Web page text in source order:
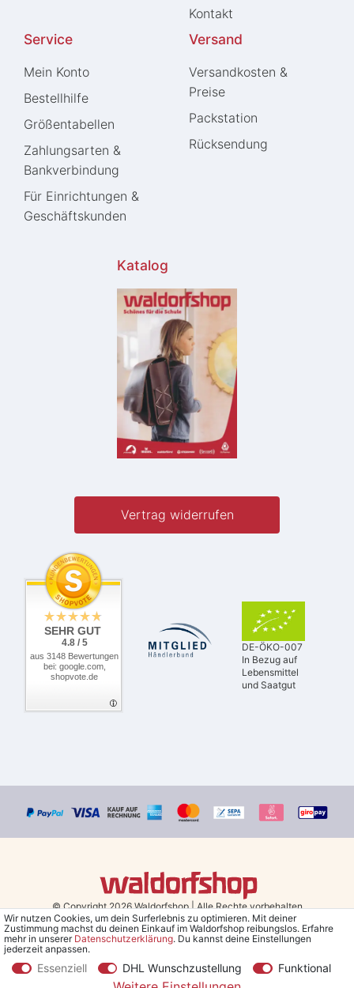
Kontakt
Service
Mein Konto
Bestellhilfe
Größentabellen
Zahlungsarten &
Bankverbindung
Für Einrichtungen &
Geschäftskunden
Versand
Versandkosten &
Preise
Packstation
Rücksendung
Katalog
Vertrag widerrufen
SEHR GUT
4.8 / 5
aus 3148 Bewertungen
bei: google.com,
shopvote.de
DE-ÖKO-007
In Bezug auf
Lebensmittel
und Saatgut
© Copyright 2026 Waldorfshop|Alle Rechte vorbehalten.
Bestellungen mit Prio Versand bis 13 Uhr, garantierter Versand am
*Kostenlose Lieferung in Deutschland und Österreich ab 79 €.(gilt
Wir nutzen Cookies, um dein Surferlebnis zu optimieren. Mit deiner
Zustimmung machst du deinen Einkauf im Waldorfshop reibungslos. Erfahre
mehr in unserer Daten­schutz­erklärung. Du kannst deine Einstellungen
jederzeit anpassen.
Essenziell DHL Wunschzustellung Funktional